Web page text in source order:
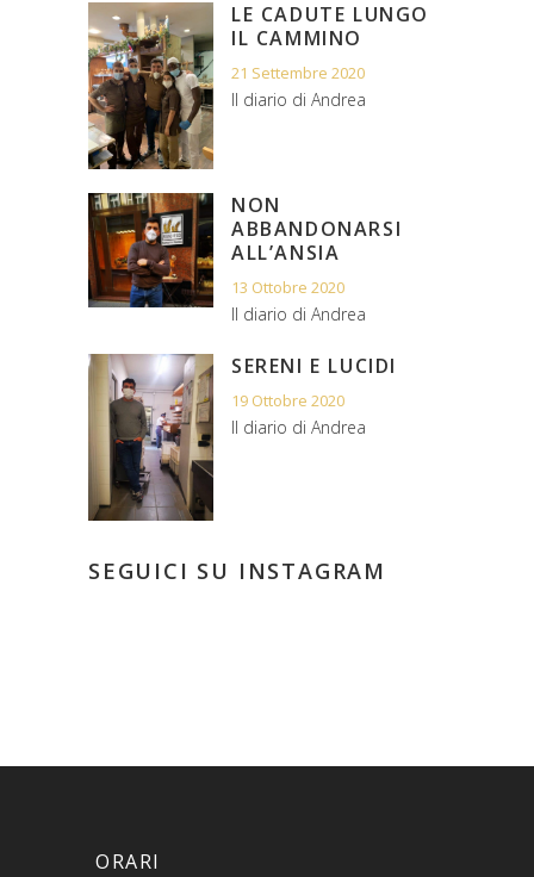
LE CADUTE LUNGO
IL CAMMINO
21 Settembre 2020
Il diario di Andrea
NON
ABBANDONARSI
ALL’ANSIA
13 Ottobre 2020
Il diario di Andrea
SERENI E LUCIDI
19 Ottobre 2020
Il diario di Andrea
SEGUICI SU INSTAGRAM
ORARI